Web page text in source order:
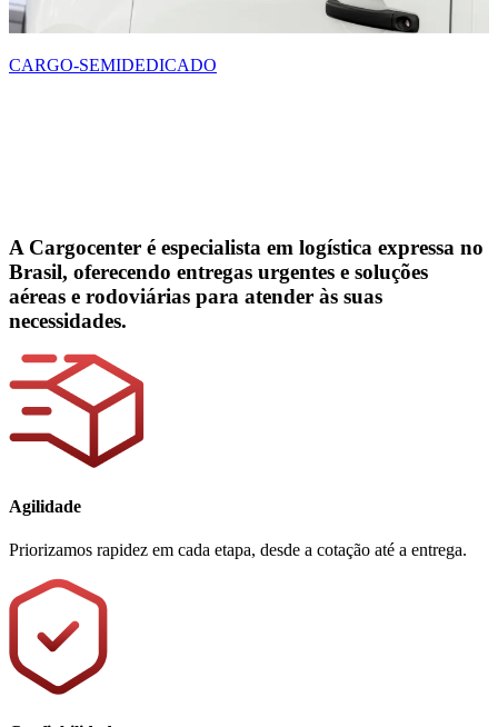
CARGO-SEMIDEDICADO
A Cargocenter é especialista em logística expressa no
Brasil, oferecendo entregas urgentes e soluções
aéreas e rodoviárias para atender às suas
necessidades.
Agilidade
Priorizamos rapidez em cada etapa, desde a cotação até a entrega.